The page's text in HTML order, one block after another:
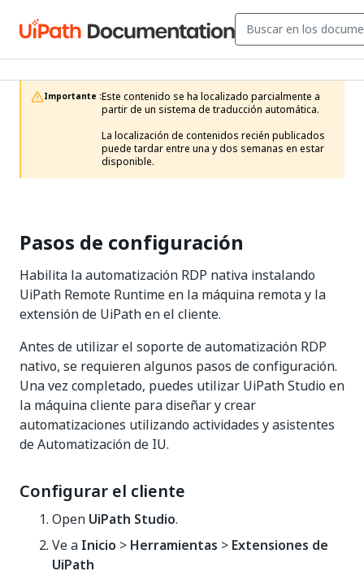
Importante :Este contenido se ha localizado parcialmente a
partir de un sistema de traducción automática.
La localización de contenidos recién publicados
puede tardar entre una y dos semanas en estar
disponible.
Pasos de configuración
Habilita la automatización RDP nativa instalando
UiPath Remote Runtime en la máquina remota y la
extensión de UiPath en el cliente.
Antes de utilizar el soporte de automatización RDP
nativo, se requieren algunos pasos de configuración.
Una vez completado, puedes utilizar UiPath Studio en
la máquina cliente para diseñar y crear
automatizaciones utilizando actividades y asistentes
de Automatización de IU.
Configurar el cliente
Open UiPath Studio.
Ve a Inicio > Herramientas > Extensiones de
UiPath